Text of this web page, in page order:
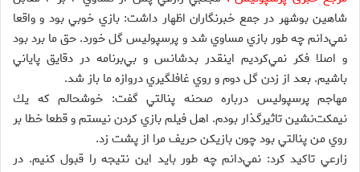
شاهين بوشهر در جمع خبرنگاران اظهار داشت: بازي خوبي بود و واقعا
نمي‌دانم چه طور بازي مساوي شد و پرسپوليس گل خورد. حق ما برد بود
و اصلا فكر نمي‌كرديم اينقدر بدشانس و بي‌برنامه در دقايق پاياني
باشيم. بعد از زدن گل دوم و روي غافلگيري دروازه ما باز شد.
مهاجم پرسپوليس درباره صحنه پنالتي گفت: خوشحالم كه يك
نيمكت‌نشين تاثيرگذار بودم. اهل فيلم بازي كردن نيستم و قطعا خطا بر
روي من پنالتي بود چون بازيكن حريف‌ مرا از پشت زد.
زارعي تاكيد كرد: نمي‌دانم چه طور بايد اين نتيجه را قبول كنيم. در